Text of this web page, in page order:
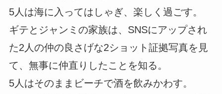
5人は海に入ってはしゃぎ、楽しく過ごす。
ギテとジャンミの家族は、SNSにアップされ
た2人の仲の良さげな2ショット証拠写真を見
て、無事に仲直りしたことを知る。
5人はそのままビーチで酒を飲みかわす。